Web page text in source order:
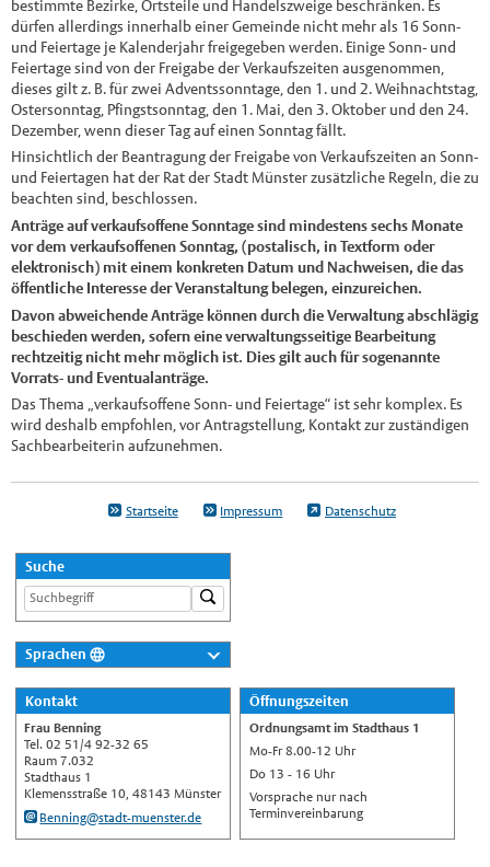
bestimmte Bezirke, Ortsteile und Handelszweige beschränken. Es
dürfen allerdings innerhalb einer Gemeinde nicht mehr als 16 Sonn-
und Feiertage je Kalenderjahr freigegeben werden. Einige Sonn- und
Feiertage sind von der Freigabe der Verkaufszeiten ausgenommen,
dieses gilt z. B. für zwei Adventssonntage, den 1. und 2. Weihnachtstag,
Ostersonntag, Pfingstsonntag, den 1. Mai, den 3. Oktober und den 24.
Dezember, wenn dieser Tag auf einen Sonntag fällt.
Hinsichtlich der Beantragung der Freigabe von Verkaufszeiten an Sonn-
und Feiertagen hat der Rat der Stadt Münster zusätzliche Regeln, die zu
beachten sind, beschlossen.
Anträge auf verkaufsoffene Sonntage sind mindestens sechs Monate
vor dem verkaufsoffenen Sonntag, (postalisch, in Textform oder
elektronisch) mit einem konkreten Datum und Nachweisen, die das
öffentliche Interesse der Veranstaltung belegen, einzureichen.
Davon abweichende Anträge können durch die Verwaltung abschlägig
beschieden werden, sofern eine verwaltungsseitige Bearbeitung
rechtzeitig nicht mehr möglich ist. Dies gilt auch für sogenannte
Vorrats- und Eventualanträge.
Das Thema „verkaufsoffene Sonn- und Feiertage“ ist sehr komplex. Es
wird deshalb empfohlen, vor Antragstellung, Kontakt zur zuständigen
Sachbearbeiterin aufzunehmen.
Startseite Impressum Datenschutz
Suche
Sprachen
Nederlands
English
Українська
Türkçe
اللغة العربية
Kontakt
Frau Benning
Tel. 02 51/4 92-32 65
Raum 7.032
Stadthaus 1
Klemensstraße 10, 48143 Münster
Benning@stadt-muenster.de
Öffnungszeiten
Ordnungsamt im Stadthaus 1
Mo-Fr 8.00-12 Uhr
Do 13 - 16 Uhr
Vorsprache nur nach
Terminvereinbarung